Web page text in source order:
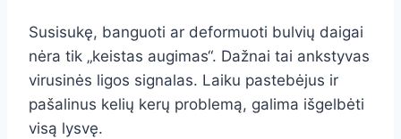
Susisukę, banguoti ar deformuoti bulvių daigai
nėra tik „keistas augimas“. Dažnai tai ankstyvas
virusinės ligos signalas. Laiku pastebėjus ir
pašalinus kelių kerų problemą, galima išgelbėti
visą lysvę.